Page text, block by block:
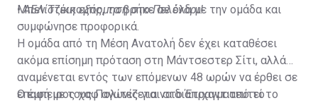
Μπεν Τζέικομπς, τα βρήκε σε όλα με την ομάδα και
συμφώνησε προφορικά.
•ΑΕΛίστικη εξόρμηση στο Πελένδρι!
Η ομάδα από τη Μέση Ανατολή δεν έχει καταθέσει
ακόμα επίσημη πρόταση στη Μάντσεστερ Σίτι, αλλά
αναμένεται εντός των επόμενων 48 ωρών να έρθει σε
επαφή με τους Πολίτες για να διαπραγματευτεί το
Ο έμπειρος χαφ αγωνίζεται στο Έτιχαντ από το